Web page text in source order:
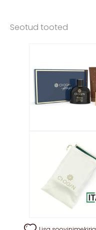
Seotud tooted